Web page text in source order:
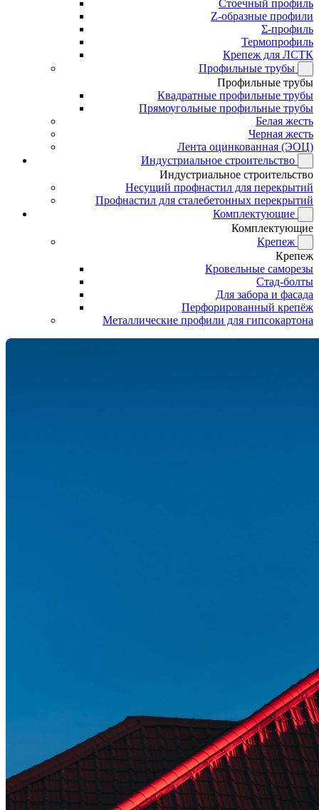
Стоечный профиль
Z-образные профили
Σ-профиль
Термопрофиль
Крепеж для ЛСТК
Профильные трубы
Профильные трубы
Квадратные профильные трубы
Прямоугольные профильные трубы
Белая жесть
Черная жесть
Лента оцинкованная (ЭОЦ)
Индустриальное строительство
Индустриальное строительство
Несущий профнастил для перекрытий
Профнастил для сталебетонных перекрытий
Комплектующие
Комплектующие
Крепеж
Крепеж
Кровельные саморезы
Стад-болты
Для забора и фасада
Перфорированный крепёж
Металлические профили для гипсокартона